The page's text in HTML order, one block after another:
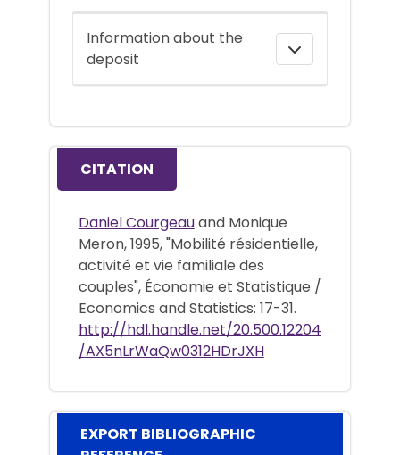
Information about the
deposit
CITATION
Daniel Courgeauand Monique
Meron, 1995, "Mobilité résidentielle,
activité et vie familiale des
couples", Économie et Statistique /
Economics and Statistics: 17-31.
http://hdl.handle.net/20.500.12204
/AX5nLrWaQw0312HDrJXH
EXPORT BIBLIOGRAPHIC